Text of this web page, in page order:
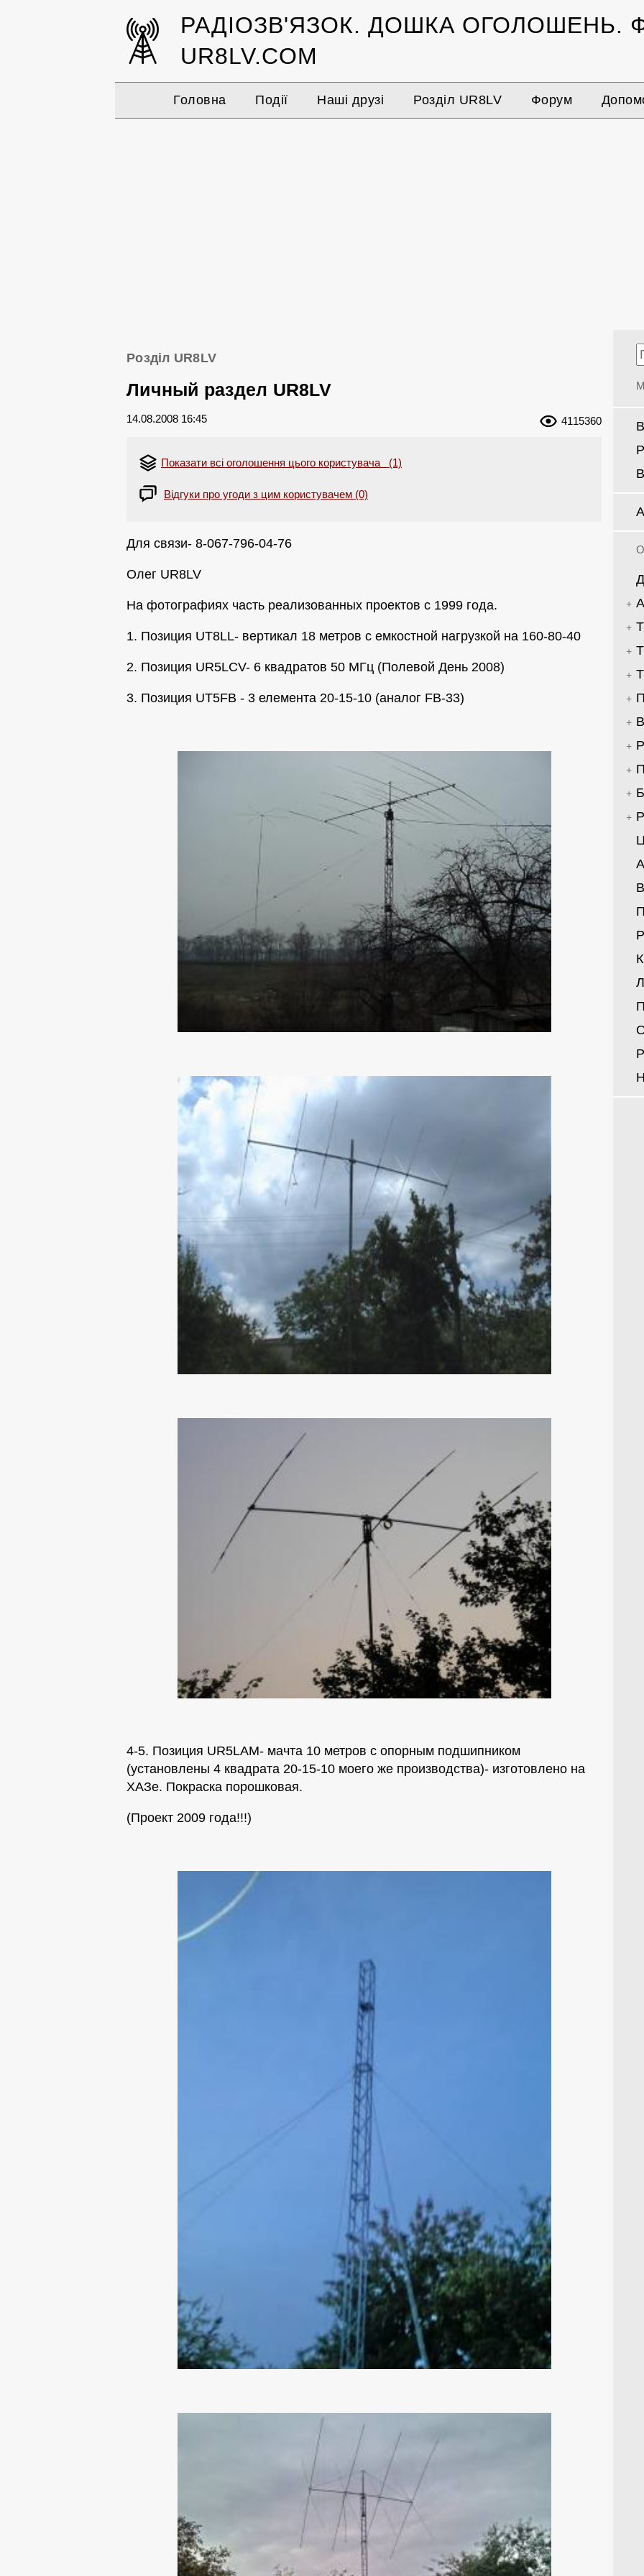
РАДІОЗВ'ЯЗОК. ДОШКА ОГОЛОШЕНЬ.
UR8LV.COM
Головна Події Наші друзі Розділ UR8LV Форум
Розділ UR8LV
Личный раздел UR8LV
14.08.2008 16:45 4115360
Показати всі оголошення цього користувача (1)
Відгуки про угоди з цим користувачем (0)
Для связи- 8-067-796-04-76
Олег UR8LV
На фотографиях часть реализованных проектов с 1999 года.
1. Позиция UT8LL- вертикал 18 метров с емкостной нагрузкой на 160-80-40
2. Позиция UR5LCV- 6 квадратов 50 МГц (Полевой День 2008)
3. Позиция UT5FB - 3 елемента 20-15-10 (аналог FB-33)
4-5. Позиция UR5LAM- мачта 10 метров с опорным подшипником
(установлены 4 квадрата 20-15-10 моего же производства)- изготовлено на
ХАЗе. Покраска порошковая.
(Проект 2009 года!!!)